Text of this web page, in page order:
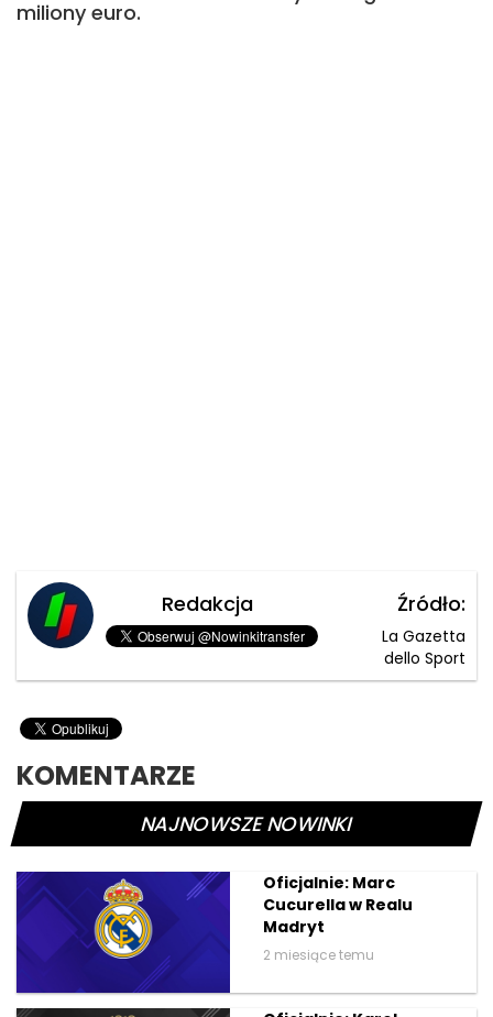
miliony euro.
Redakcja Źródło:
La Gazetta
dello Sport
KOMENTARZE
NAJNOWSZE NOWINKI
Oficjalnie: Marc
Cucurella w Realu
Madryt
2 miesiące temu